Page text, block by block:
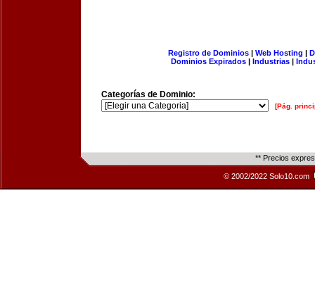
Registro de Dominios| Web Hosting |
Dominios Expirados | Industrias |
Categorías de Dominio:
[Pág.
** Precios
© 2002/2022 Solo10.com